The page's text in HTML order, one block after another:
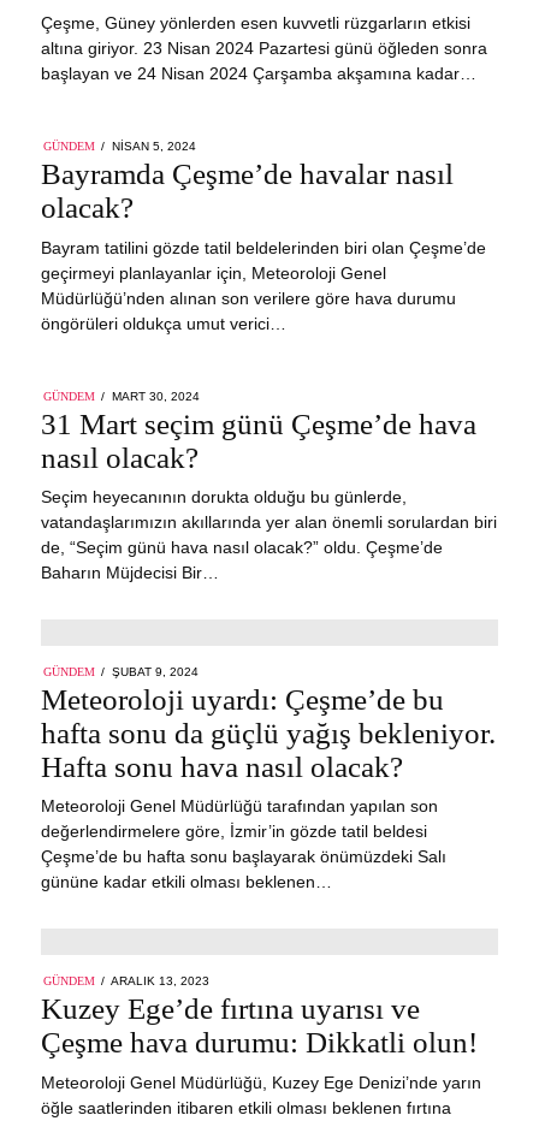
Çeşme, Güney yönlerden esen kuvvetli rüzgarların etkisi
altına giriyor. 23 Nisan 2024 Pazartesi günü öğleden sonra
başlayan ve 24 Nisan 2024 Çarşamba akşamına kadar…
GÜNDEM
POSTED
NISAN 5, 2024
Bayramda Çeşme’de havalar nasıl
olacak?
Bayram tatilini gözde tatil beldelerinden biri olan Çeşme’de
geçirmeyi planlayanlar için, Meteoroloji Genel
Müdürlüğü’nden alınan son verilere göre hava durumu
öngörüleri oldukça umut verici…
GÜNDEM
POSTED
MART 30, 2024
31 Mart seçim günü Çeşme’de hava
nasıl olacak?
Seçim heyecanının dorukta olduğu bu günlerde,
vatandaşlarımızın akıllarında yer alan önemli sorulardan biri
de, “Seçim günü hava nasıl olacak?” oldu. Çeşme’de
Baharın Müjdecisi Bir…
GÜNDEM
POSTED
ŞUBAT 9, 2024
2024
Meteoroloji uyardı: Çeşme’de bu
hafta sonu da güçlü yağış bekleniyor.
Hafta sonu hava nasıl olacak?
Meteoroloji Genel Müdürlüğü tarafından yapılan son
değerlendirmelere göre, İzmir’in gözde tatil beldesi
Çeşme’de bu hafta sonu başlayarak önümüzdeki Salı
gününe kadar etkili olması beklenen…
GÜNDEM
POSTED
ARALIK 13, 2023
Kuzey Ege’de fırtına uyarısı ve
Çeşme hava durumu: Dikkatli olun!
Meteoroloji Genel Müdürlüğü, Kuzey Ege Denizi’nde yarın
öğle saatlerinden itibaren etkili olması beklenen fırtına